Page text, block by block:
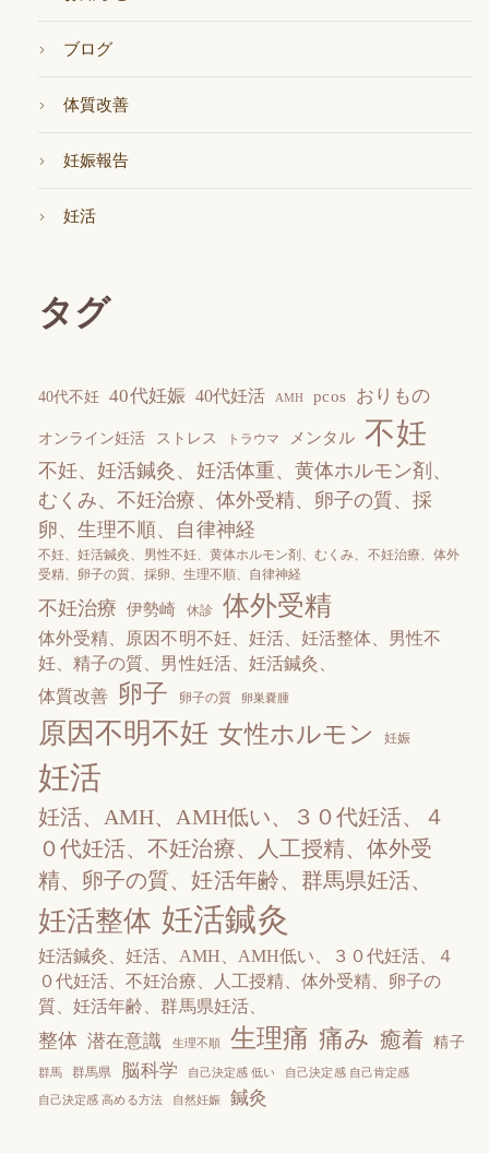
ブログ
体質改善
妊娠報告
妊活
タグ
40代不妊 40代妊娠 40代妊活 AMH pcos おりもの
オンライン妊活 ストレス トラウマ メンタル 不妊
不妊、妊活鍼灸、妊活体重、黄体ホルモン剤、
むくみ、不妊治療、体外受精、卵子の質、採
卵、生理不順、自律神経
不妊、妊活鍼灸、男性不妊、黄体ホルモン剤、むくみ、不妊治療、体外
受精、卵子の質、採卵、生理不順、自律神経
不妊治療 伊勢崎 休診 体外受精
体外受精、原因不明不妊、妊活、妊活整体、男性不
妊、精子の質、男性妊活、妊活鍼灸、
体質改善 卵子 卵子の質 卵巣嚢腫
原因不明不妊 女性ホルモン 妊娠
妊活
妊活、AМH、AМH低い、３０代妊活、４
０代妊活、不妊治療、人工授精、体外受
精、卵子の質、妊活年齢、群馬県妊活、
妊活整体 妊活鍼灸
妊活鍼灸、妊活、AМH、AМH低い、３０代妊活、４
０代妊活、不妊治療、人工授精、体外受精、卵子の
質、妊活年齢、群馬県妊活、
整体 潜在意識 生理不順 生理痛 痛み 癒着 精子
群馬 群馬県 脳科学 自己決定感 低い 自己決定感 自己肯定感
自己決定感 高める方法 自然妊娠 鍼灸